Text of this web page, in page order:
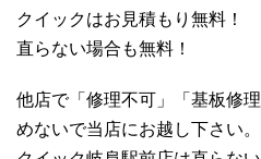
クイックはお見積もり無料！
直らない場合も無料！
他店で「修理不可」「基板修
めないで当店にお越し下さい。